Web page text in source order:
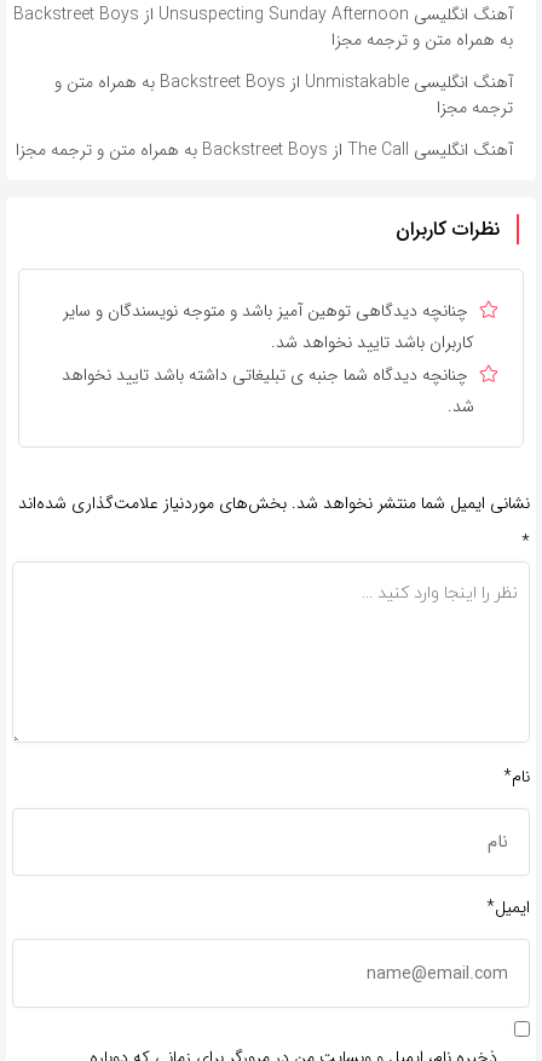
آهنگ انگلیسی Unsuspecting Sunday Afternoon از Backstreet Boys
به همراه متن و ترجمه مجزا
آهنگ انگلیسی Unmistakable از Backstreet Boys به همراه متن و
ترجمه مجزا
آهنگ انگلیسی The Call از Backstreet Boys به همراه متن و ترجمه مجزا
نظرات کاربران
چنانچه دیدگاهی توهین آمیز باشد و متوجه نویسندگان و سایر
کاربران باشد تایید نخواهد شد.
چنانچه دیدگاه شما جنبه ی تبلیغاتی داشته باشد تایید نخواهد
شد.
نشانی ایمیل شما منتشر نخواهد شد. بخش‌های موردنیاز علامت‌گذاری شده‌اند
*
نام*
ایمیل*